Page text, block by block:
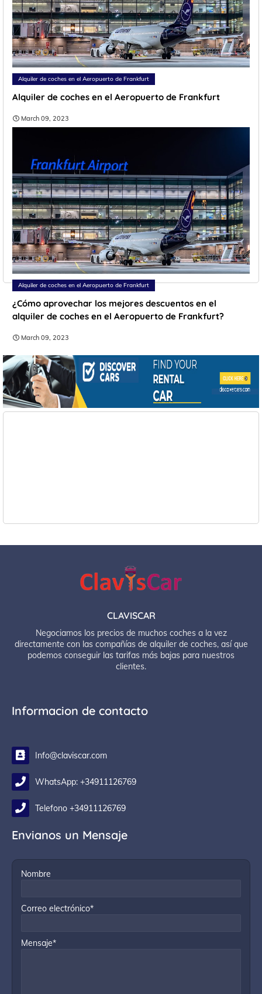
Alquiler de coches en el Aeropuerto de Frankfurt
Alquiler de coches en el Aeropuerto de Frankfurt
March 09, 2023
Alquiler de coches en el Aeropuerto de Frankfurt
¿Cómo aprovechar los mejores descuentos en el
alquiler de coches en el Aeropuerto de Frankfurt?
March 09, 2023
CLAVISCAR
Negociamos los precios de muchos coches a la vez
directamente con las compañías de alquiler de coches, así que
podemos conseguir las tarifas más bajas para nuestros
clientes.
Informacion de contacto
Info@claviscar.com
WhatsApp: +34911126769
Telefono +34911126769
Envianos un Mensaje
Nombre
Correo electrónico*
Mensaje*